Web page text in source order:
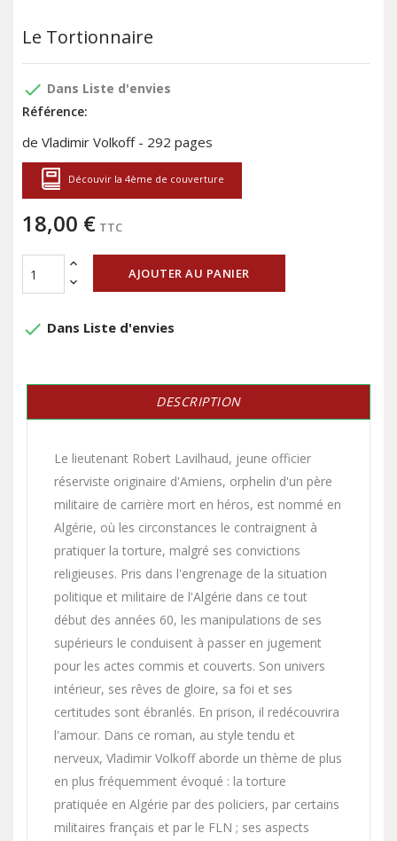
Le Tortionnaire
done Dans Liste d'envies
Référence:
de Vladimir Volkoff - 292 pages
Découvir la 4ème de couverture
18,00 € TTC
AJOUTER AU PANIER
done Dans Liste d'envies
DESCRIPTION
Le lieutenant Robert Lavilhaud, jeune officier
réserviste originaire d'Amiens, orphelin d'un père
militaire de carrière mort en héros, est nommé en
Algérie, où les circonstances le contraignent à
pratiquer la torture, malgré ses convictions
religieuses. Pris dans l'engrenage de la situation
politique et militaire de l'Algérie dans ce tout
début des années 60, les manipulations de ses
supérieurs le conduisent à passer en jugement
pour les actes commis et couverts. Son univers
intérieur, ses rêves de gloire, sa foi et ses
certitudes sont ébranlés. En prison, il redécouvrira
l'amour. Dans ce roman, au style tendu et
nerveux, Vladimir Volkoff aborde un thème de plus
en plus fréquemment évoqué : la torture
pratiquée en Algérie par des policiers, par certains
militaires français et par le FLN ; ses aspects